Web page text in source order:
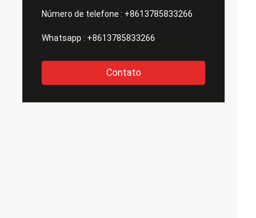
Número de telefone : +8613785833266
Whatsapp : +8613785833266
Contato